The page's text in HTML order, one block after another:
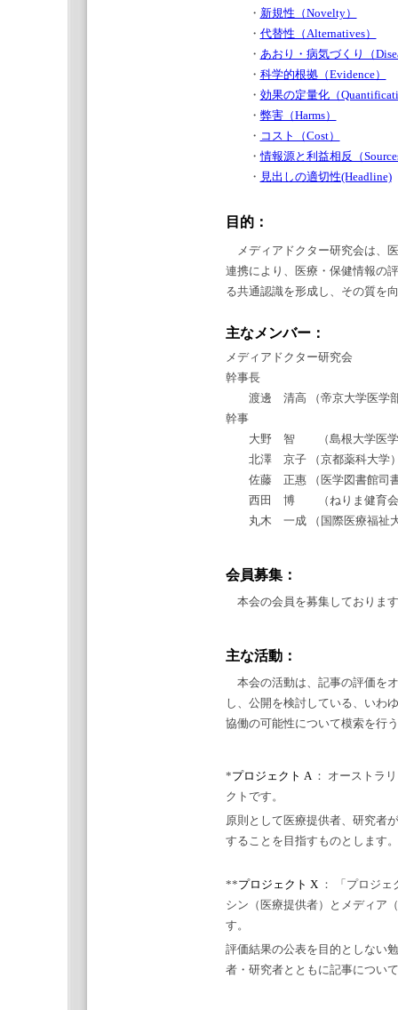
・ 新規性（Novelty）
・ 代替性（Alternatives）
・ あおり・病気づくり（
・ 科学的根拠（Evidence）
・ 効果の定量化（
・ 弊害（Harms）
・ コスト（Cost）
・情報源と利益相反（
・ 見出しの適切性(Headline)
目的：
メディアドクター研究会は、
連携により、医療・保健情報の
る共通認識を形成し、その質を
主なメンバー：
メディアドクター研究会
幹事長
渡邊 清高 （帝京大学医学
幹事
大野 智 （島根大学医学部
北澤 京子 （京都薬科大学
佐藤 正惠 （医学図書館司書
西田 博 （ねりま健育会病
丸木 一成 （国際医療福祉大
会員募集：
本会の会員を募集しておりま
主な活動：
本会の活動は、記事の評価を
し、公開を検討している、いわ
協働の可能性について模索を行
*プロジェクト A： オーストラ
クトです。
原則として医療提供者、研究者
することを目指すものとします。
**プロジェクト X： 「プロジェ
シン（医療提供者）とメディア
す。
評価結果の公表を目的としない
者・研究者とともに記事につい